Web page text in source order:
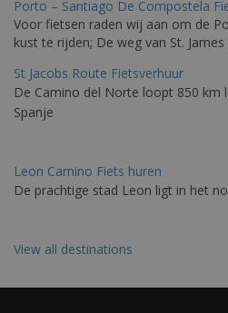
Porto – Santiago De Compostela
Voor fietsen raden wij aan om de
kust te rijden; De weg van St. James
St Jacobs Route Fietsverhuur
De Camino del Norte loopt 850 km
Spanje
Leon Camino Fiets huren
De prachtige stad Leon ligt in het
View all destinations